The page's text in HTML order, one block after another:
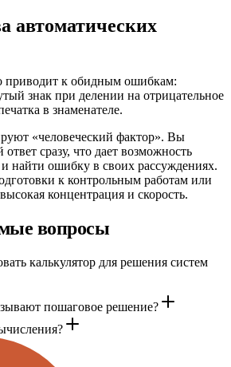
автоматических
приводит к обидным ошибкам:
знак при делении на отрицательное
в знаменателе.
«человеческий фактор». Вы
сразу, что дает возможность
найти ошибку в своих рассуждениях.
к контрольным работам или
концентрация и скорость.
вопросы
калькулятор для решения систем
пошаговое решение?